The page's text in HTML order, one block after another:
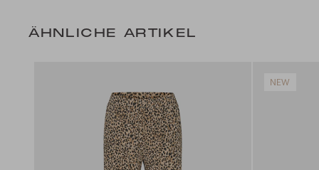
ÄHNLICHE ARTIKEL
NEW